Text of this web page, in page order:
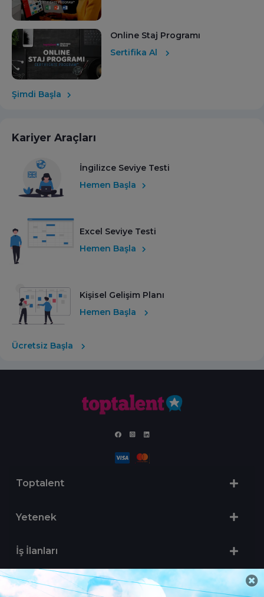
Online Staj Programı
Sertifika Al
Şimdi Başla
Kariyer Araçları
İngilizce Seviye Testi
Hemen Başla
Excel Seviye Testi
Hemen Başla
Kişisel Gelişim Planı
Hemen Başla
Ücretsiz Başla
Toptalent
Yetenek
İş İlanları
Sertifika Programları